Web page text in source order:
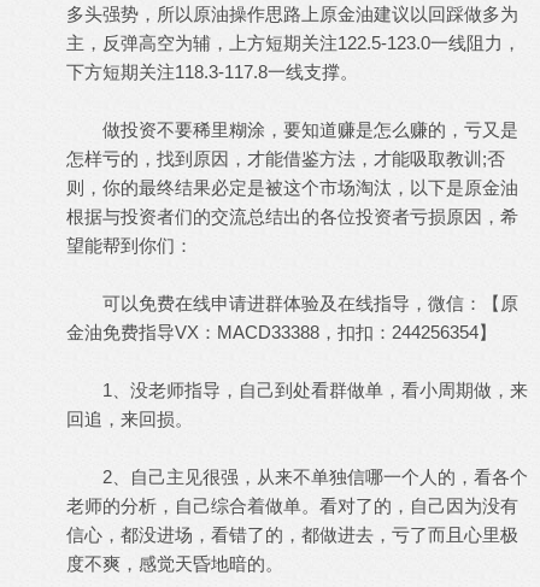
多头强势，所以原油操作思路上原金油建议以回踩做多为
主，反弹高空为辅，上方短期关注122.5-123.0一线阻力，
下方短期关注118.3-117.8一线支撑。
做投资不要稀里糊涂，要知道赚是怎么赚的，亏又是
怎样亏的，找到原因，才能借鉴方法，才能吸取教训;否
则，你的最终结果必定是被这个市场淘汰，以下是原金油
根据与投资者们的交流总结出的各位投资者亏损原因，希
望能帮到你们：
可以免费在线申请进群体验及在线指导，微信：【原
金油免费指导VX：MACD33388，扣扣：244256354】
1、没老师指导，自己到处看群做单，看小周期做，来
回追，来回损。
2、自己主见很强，从来不单独信哪一个人的，看各个
老师的分析，自己综合着做单。看对了的，自己因为没有
信心，都没进场，看错了的，都做进去，亏了而且心里极
度不爽，感觉天昏地暗的。